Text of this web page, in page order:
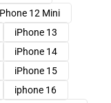
12 Mini
iPhone 13
iPhone 14
iPhone 15
iphone 16